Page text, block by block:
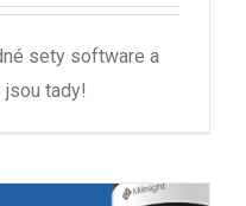
sety software a
jsou tady!